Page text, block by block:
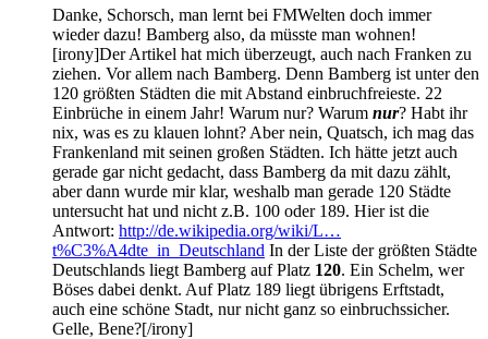
Danke, Schorsch, man lernt bei FMWelten doch immer
wieder dazu! Bamberg also, da müsste man wohnen!
[irony]Der Artikel hat mich überzeugt, auch nach Franken zu
ziehen. Vor allem nach Bamberg. Denn Bamberg ist unter den
120 größten Städten die mit Abstand einbruchfreieste. 22
Einbrüche in einem Jahr! Warum nur? Warum nur? Habt ihr
nix, was es zu klauen lohnt? Aber nein, Quatsch, ich mag das
Frankenland mit seinen großen Städten. Ich hätte jetzt auch
gerade gar nicht gedacht, dass Bamberg da mit dazu zählt,
aber dann wurde mir klar, weshalb man gerade 120 Städte
untersucht hat und nicht z.B. 100 oder 189. Hier ist die
Antwort: http://de.wikipedia.org/wiki/L…
t%C3%A4dte_in_Deutschland In der Liste der größten Städte
Deutschlands liegt Bamberg auf Platz 120. Ein Schelm, wer
Böses dabei denkt. Auf Platz 189 liegt übrigens Erftstadt,
auch eine schöne Stadt, nur nicht ganz so einbruchssicher.
Gelle, Bene?[/irony]